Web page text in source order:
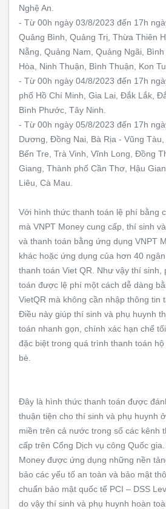
Nghệ An.
- Từ 00h ngày 03/8/2023 đến 17h
Quảng Bình, Quảng Trị, Thừa Thiên
Nẵng, Quảng Nam, Quảng Ngãi,
Hòa, Ninh Thuận, Bình Thuận, Kon
- Từ 00h ngày 04/8/2023 đến 17h
phố Hồ Chí Minh, Gia Lai, Đắk Lắk,
Bình Phước, Tây Ninh.
- Từ 00h ngày 05/8/2023 đến 17h
Dương, Đồng Nai, Bà Rịa - Vũng Tàu,
Bến Tre, Trà Vinh, Vĩnh Long, Đồng
Giang, Thành phố Cần Thơ, Hậu
Liêu, Cà Mau.
Với hình thức thanh toán lệ phí bằng
mà VNPT Money cung cấp, thí sinh
và thanh toán bằng ứng dụng VNPT
khác hoặc ứng dụng của hơn 40
thanh toán Viet QR. Như vậy thí sinh,
toán được lệ phí một cách dễ dàng
VietQR mà không cần nhập thông tin
Điều này giúp thí sinh và phụ huynh
toán nhanh gọn, chính xác hạn chế
đặc biệt trong quá trình thanh toán
bè.
Đây là hình thức thanh toán được
thuận tiện cho thí sinh và phụ huynh
miền trên cả nước trong số các kênh
cấp trên Cổng Dịch vụ công Quốc
Money được ứng dụng những nền
bảo các yếu tố an toàn và bảo mật
chuẩn bảo mật quốc tế PCI – DSS
do vậy thí sinh và phụ huynh hoàn